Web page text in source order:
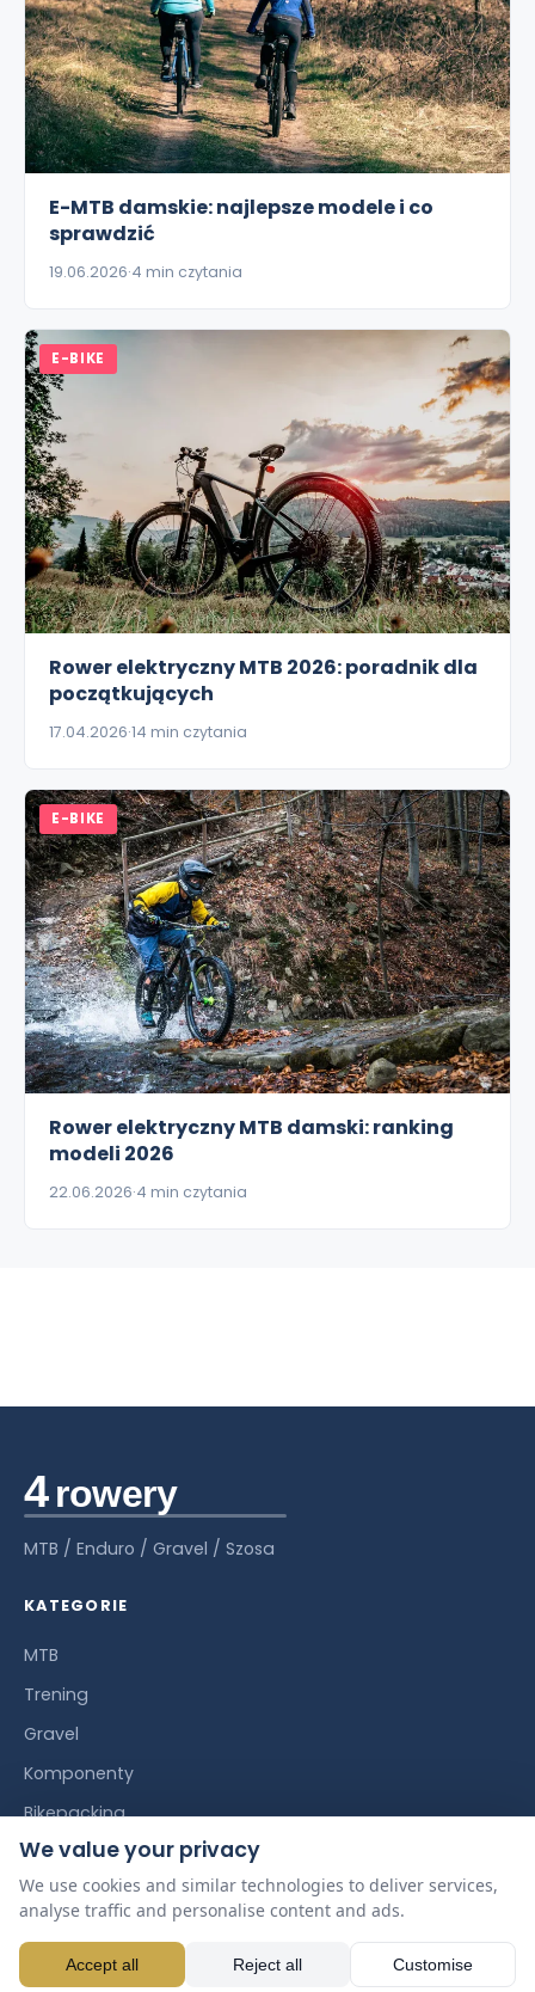
E-MTB damskie: najlepsze modele i co
sprawdzić
19.06.2026 4 min czytania
E-BIKE
Rower elektryczny MTB 2026: poradnik dla
początkujących
17.04.2026 14 min czytania
E-BIKE
Rower elektryczny MTB damski: ranking
modeli 2026
22.06.2026 4 min czytania
MTB / Enduro / Gravel / Szosa
KATEGORIE
MTB
Trening
Gravel
Komponenty
Bikepacking
News
Szosa
We value your privacy
We use cookies and similar technologies to deliver services,
analyse traffic and personalise content and ads.
Accept all Reject all Customise